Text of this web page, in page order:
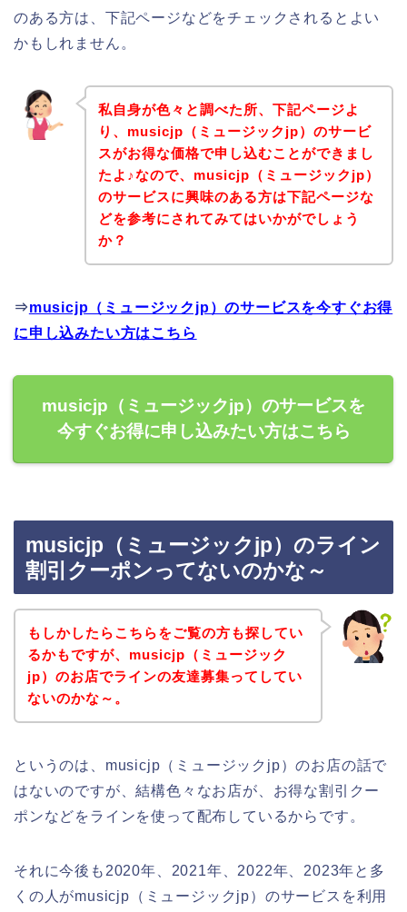
のある方は、下記ページなどをチェックされるとよい
かもしれません。
私自身が色々と調べた所、下記ページよ
り、musicjp（ミュージックjp）のサービ
スがお得な価格で申し込むことができまし
たよ♪なので、musicjp（ミュージックjp）
のサービスに興味のある方は下記ページな
どを参考にされてみてはいかがでしょう
か？
⇒musicjp（ミュージックjp）のサービスを今すぐお得
に申し込みたい方はこちら
musicjp（ミュージックjp）のサービスを
今すぐお得に申し込みたい方はこちら
musicjp（ミュージックjp）のライン
割引クーポンってないのかな～
もしかしたらこちらをご覧の方も探してい
るかもですが、musicjp（ミュージック
jp）のお店でラインの友達募集ってしてい
ないのかな～。
というのは、musicjp（ミュージックjp）のお店の話で
はないのですが、結構色々なお店が、お得な割引クー
ポンなどをラインを使って配布しているからです。
それに今後も2020年、2021年、2022年、2023年と多
くの人がmusicjp（ミュージックjp）のサービスを利用